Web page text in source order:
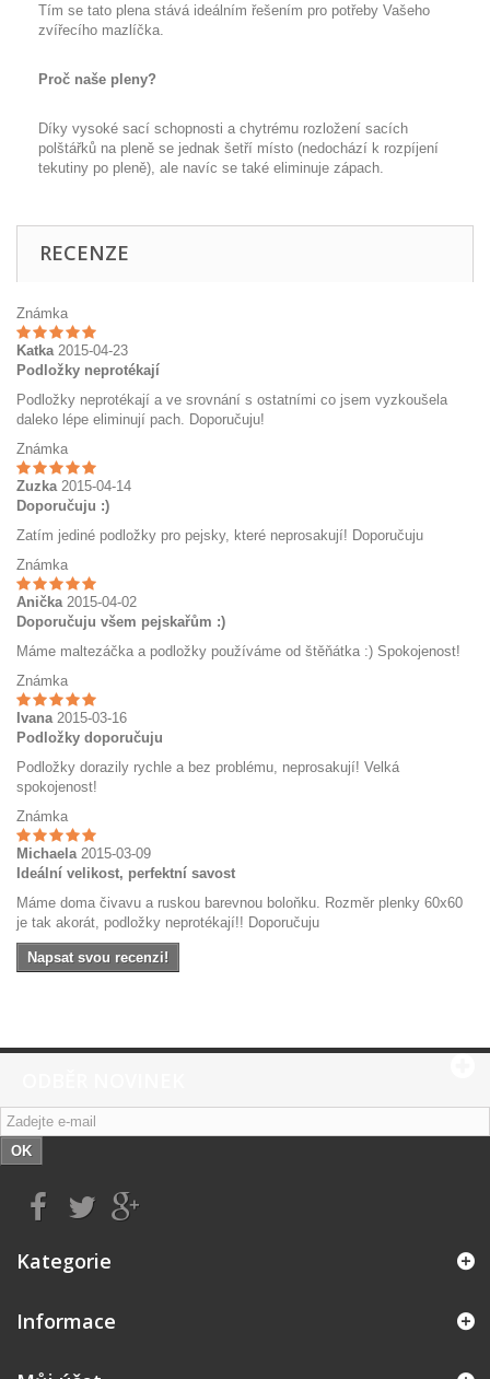
Tím se tato plena stává ideálním řešením pro potřeby Vašeho
zvířecího mazlíčka.
Proč naše pleny?
Díky vysoké sací schopnosti a chytrému rozložení sacích
polštářků na pleně se jednak šetří místo (nedochází k rozpíjení
tekutiny po pleně), ale navíc se také eliminuje zápach.
RECENZE
Známka
Katka 2015-04-23
Podložky neprotékají
Podložky neprotékají a ve srovnání s ostatními co jsem vyzkoušela
daleko lépe eliminují pach. Doporučuju!
Známka
Zuzka 2015-04-14
Doporučuju :)
Zatím jediné podložky pro pejsky, které neprosakují! Doporučuju
Známka
Anička 2015-04-02
Doporučuju všem pejskařům :)
Máme maltezáčka a podložky používáme od štěňátka :) Spokojenost!
Známka
Ivana 2015-03-16
Podložky doporučuju
Podložky dorazily rychle a bez problému, neprosakují! Velká
spokojenost!
Známka
Michaela 2015-03-09
Ideální velikost, perfektní savost
Máme doma čivavu a ruskou barevnou boloňku. Rozměr plenky 60x60
je tak akorát, podložky neprotékají!! Doporučuju
Napsat svou recenzi!
OK
Kategorie
Informace